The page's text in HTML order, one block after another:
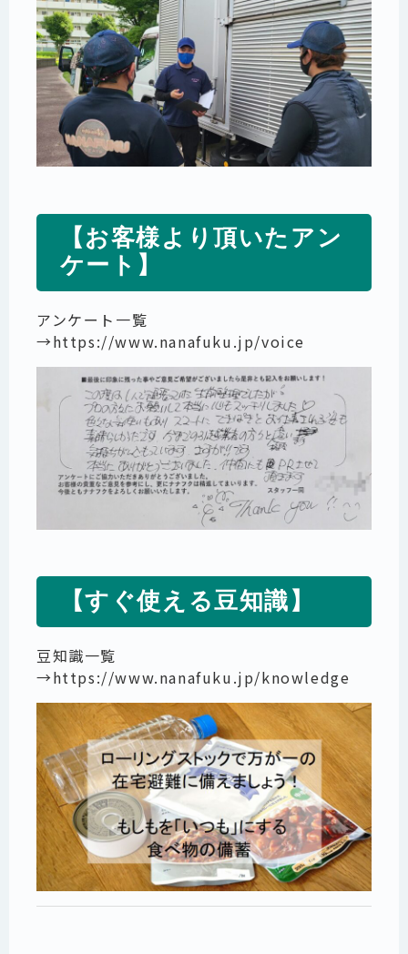
【お客様より頂いたアン
ケート】
アンケート一覧
→https://www.nanafuku.jp/voice
【すぐ使える豆知識】
豆知識一覧
→https://www.nanafuku.jp/knowledge